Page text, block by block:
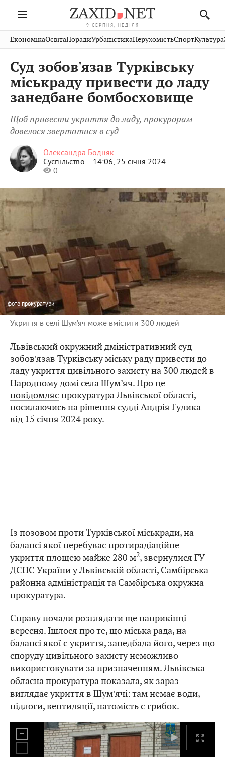
9 СЕРПНЯ, НЕДІЛЯ
Івано-
Франківськ
Тернопіль
Волинь
Закарпаття
Рівне
Шептицький
Стрий
Хмельницький
Вінниця
Публікації
Авто СловкоКультура
Кіно Дім СпортКраєзнавство
ФотоОсвітаНерухомість
Домашні
тварини
ЕкономікаОсвітаПорадиУрбаністикаНерухомістьСпортКультура
Суд зобов'язав Турківську
міськраду привести до ладу
занедбане бомбосховище
Щоб привести укриття до ладу, прокурорам
довелося звертатися в суд
Олександра Бодняк
Суспільство —14:06, 25 січня 2024
0
фото прокуратури
Укриття в селі Шум’яч може вмістити 300 людей
Львівський окружний дміністративний суд
зобов’язав Турківську міську раду привести до
ладуукриття цивільного захисту на 300 людей в
Народному домі села Шум’яч. Про це
повідомляє прокуратура Львівської області,
посилаючись на рішення судді Андрія Гулика
від 15 січня 2024 року.
Із позовом проти Турківської міськради, на
балансі якої перебуває протирадіаційне
укриття площею майже 280 м2, звернулися ГУ
ДСНС України у Львівській області, Самбірська
районна адміністрація та Самбірська окружна
прокуратура.
Справу почали розглядати ще наприкінці
вересня. Ішлося про те, що міська рада, на
балансі якої є укриття, занедбала його, через що
споруду цивільного захисту неможливо
використовувати за призначенням. Львівська
обласна прокуратура показала, як зараз
виглядає укриття в Шум’ячі: там немає води,
підлоги, вентиляції, натомість є грибок.